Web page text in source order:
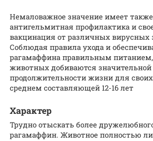
Немаловажное значение имеет также
антигельмитная профилактика и
вакцинация от различных вирусных
Соблюдая правила ухода и
рагамаффина правильным
животных добиваются значительной
продолжительности жизни для
среднем составляющей 12-16 лет
Характер
Трудно отыскать более
рагамаффин. Животное полностью